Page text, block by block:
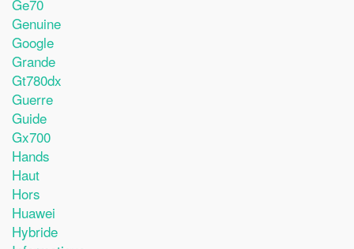
Ge70
Genuine
Google
Grande
Gt780dx
Guerre
Guide
Gx700
Hands
Haut
Hors
Huawei
Hybride